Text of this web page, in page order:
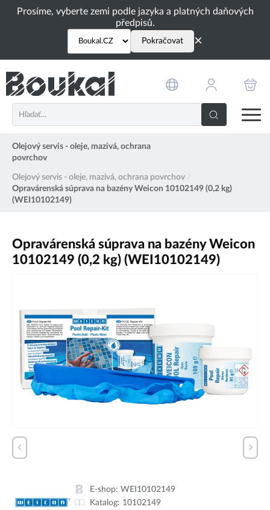
Prosíme, vyberte zemi podle jazyka a platných daňových
předpisů.
Pokračovat ×
Olejový servis - oleje, mazivá, ochrana
povrchov
Olejový servis - oleje, mazivá, ochrana povrchov
Opravárenská súprava na bazény Weicon 10102149 (0,2 kg)
(WEI10102149)
Opravárenská súprava na bazény Weicon
10102149 (0,2 kg) (WEI10102149)
E-shop: WEI10102149
Katalog: 10102149